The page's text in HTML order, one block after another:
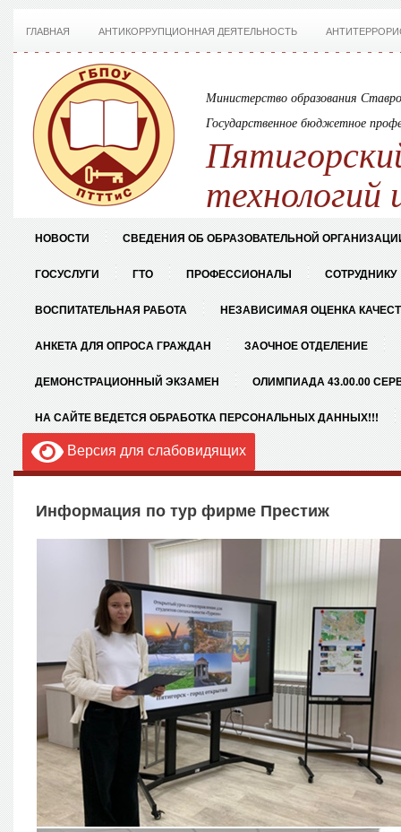
ГЛАВНАЯ АНТИКОРРУПЦИОННАЯ ДЕЯТЕЛЬНОСТЬ
Министерство образования
Государственное бюджетное
технологий
НОВОСТИ СВЕДЕНИЯ ОБ ОБРАЗОВАТЕЛЬНОЙ
ГОСУСЛУГИ ГТО ПРОФЕССИОНАЛЫ СОТРУДНИКУ
ВОСПИТАТЕЛЬНАЯ РАБОТА НЕЗАВИСИМАЯ ОЦЕНКА
АНКЕТА ДЛЯ ОПРОСА ГРАЖДАН ЗАОЧНОЕ ОТДЕЛЕНИЕ
ДЕМОНСТРАЦИОННЫЙ ЭКЗАМЕН ОЛИМПИАДА 43.00.00
НА САЙТЕ ВЕДЕТСЯ ОБРАБОТКА ПЕРСОНАЛЬНЫХ ДАННЫХ!!!
Версия для слабовидящих
Информация по тур фирме Престиж